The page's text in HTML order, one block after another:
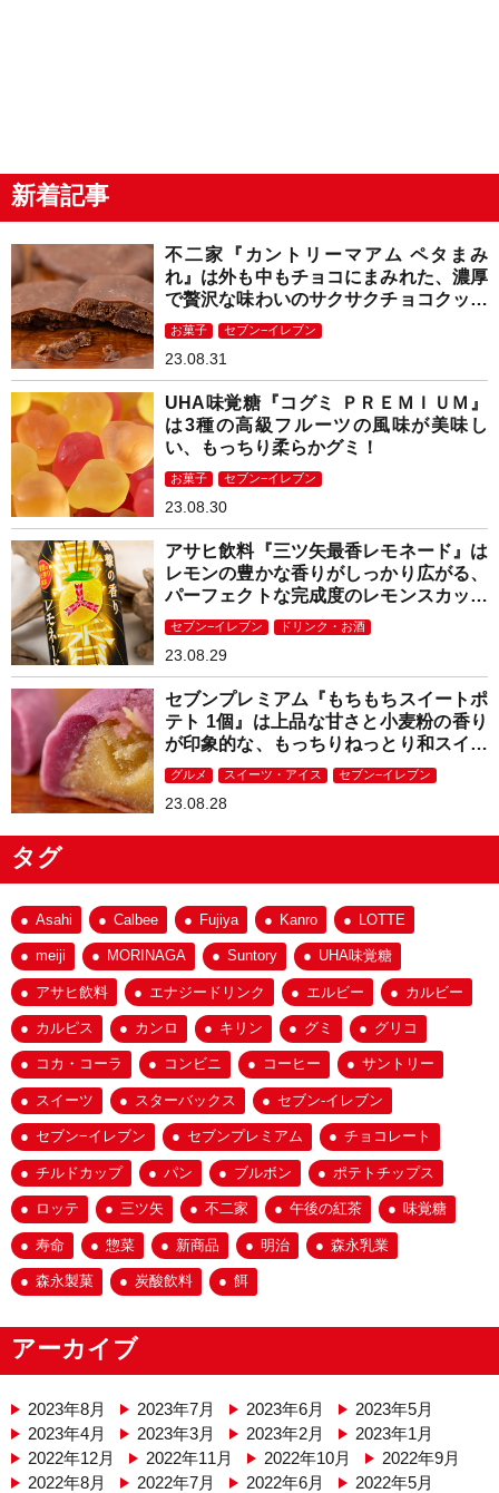
新着記事
不二家『カントリーマアム ペタまみ
れ』は外も中もチョコにまみれた、濃厚
で贅沢な味わいのサクサクチョコクッキ
ー！
お菓子 セブン−イレブン
23.08.31
UHA味覚糖『コグミ ＰＲＥＭＩＵＭ』
は3種の高級フルーツの風味が美味し
い、もっちり柔らかグミ！
お菓子 セブン−イレブン
23.08.30
アサヒ飲料『三ツ矢最香レモネード』は
レモンの豊かな香りがしっかり広がる、
パーフェクトな完成度のレモンスカッシ
ュ！
セブン−イレブン ドリンク・お酒
23.08.29
セブンプレミアム『もちもちスイートポ
テト 1個』は上品な甘さと小麦粉の香り
が印象的な、もっちりねっとり和スイー
ツ！
グルメ スイーツ・アイス セブン−イレブン
23.08.28
タグ
Asahi Calbee Fujiya Kanro LOTTE
meiji MORINAGA Suntory UHA味覚糖
アサヒ飲料 エナジードリンク エルビー カルビー
カルピス カンロ キリン グミ グリコ
コカ・コーラ コンビニ コーヒー サントリー
スイーツ スターバックス セブン-イレブン
セブン−イレブン セブンプレミアム チョコレート
チルドカップ パン ブルボン ポテトチップス
ロッテ 三ツ矢 不二家 午後の紅茶 味覚糖
寿命 惣菜 新商品 明治 森永乳業
森永製菓 炭酸飲料 餌
アーカイブ
2023年8月 2023年7月 2023年6月
2023年5月
2023年4月
2023年3月 2023年2月
2023年1月
2022年12月
2022年11月 2022年10月
2022年9月
2022年8月
2022年7月 2022年6月
2022年5月